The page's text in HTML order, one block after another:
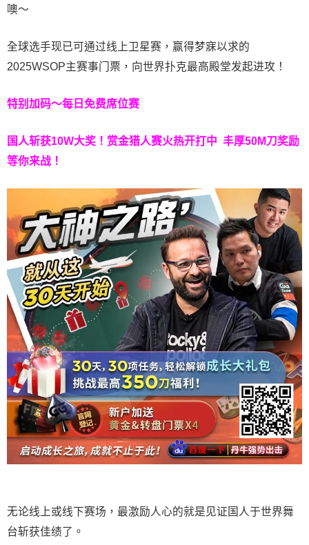
噢～
全球选手现已可通过线上卫星赛，赢得梦寐以求的
2025WSOP主赛事门票，向世界扑克最高殿堂发起进攻！
特别加码～每日免费席位赛
国人斩获10W大奖！ 赏金猎人赛火热开打中 丰厚50M刀奖励
等你来战！
无论线上或线下赛场，最激励人心的就是见证国人于世界舞
台斩获佳绩了。